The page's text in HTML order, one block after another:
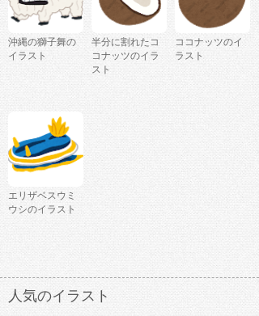
沖縄の獅子舞の
イラスト
半分に割れたコ
コナッツのイラ
スト
ココナッツのイ
ラスト
エリザベスウミ
ウシのイラスト
人気のイラスト